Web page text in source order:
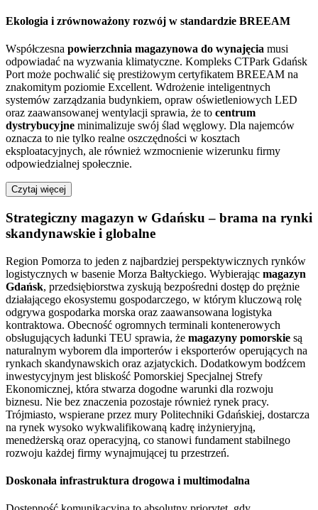
Ekologia i zrównoważony rozwój w standardzie BREEAM
Współczesna powierzchnia magazynowa do wynajęcia musi
odpowiadać na wyzwania klimatyczne. Kompleks CTPark Gdańsk
Port może pochwalić się prestiżowym certyfikatem BREEAM na
znakomitym poziomie Excellent. Wdrożenie inteligentnych
systemów zarządzania budynkiem, opraw oświetleniowych LED
oraz zaawansowanej wentylacji sprawia, że to centrum
dystrybucyjne minimalizuje swój ślad węglowy. Dla najemców
oznacza to nie tylko realne oszczędności w kosztach
eksploatacyjnych, ale również wzmocnienie wizerunku firmy
odpowiedzialnej społecznie.
Czytaj więcej
Strategiczny magazyn w Gdańsku – brama na rynki
skandynawskie i globalne
Region Pomorza to jeden z najbardziej perspektywicznych rynków
logistycznych w basenie Morza Bałtyckiego. Wybierając magazyn
Gdańsk, przedsiębiorstwa zyskują bezpośredni dostęp do prężnie
działającego ekosystemu gospodarczego, w którym kluczową rolę
odgrywa gospodarka morska oraz zaawansowana logistyka
kontraktowa. Obecność ogromnych terminali kontenerowych
obsługujących ładunki TEU sprawia, że magazyny pomorskie są
naturalnym wyborem dla importerów i eksporterów operujących na
rynkach skandynawskich oraz azjatyckich. Dodatkowym bodźcem
inwestycyjnym jest bliskość Pomorskiej Specjalnej Strefy
Ekonomicznej, która stwarza dogodne warunki dla rozwoju
biznesu. Nie bez znaczenia pozostaje również rynek pracy.
Trójmiasto, wspierane przez mury Politechniki Gdańskiej, dostarcza
na rynek wysoko wykwalifikowaną kadrę inżynieryjną,
menedżerską oraz operacyjną, co stanowi fundament stabilnego
rozwoju każdej firmy wynajmującej tu przestrzeń.
Doskonała infrastruktura drogowa i multimodalna